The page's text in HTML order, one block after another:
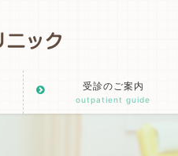
受診のご案内
outpatient guide